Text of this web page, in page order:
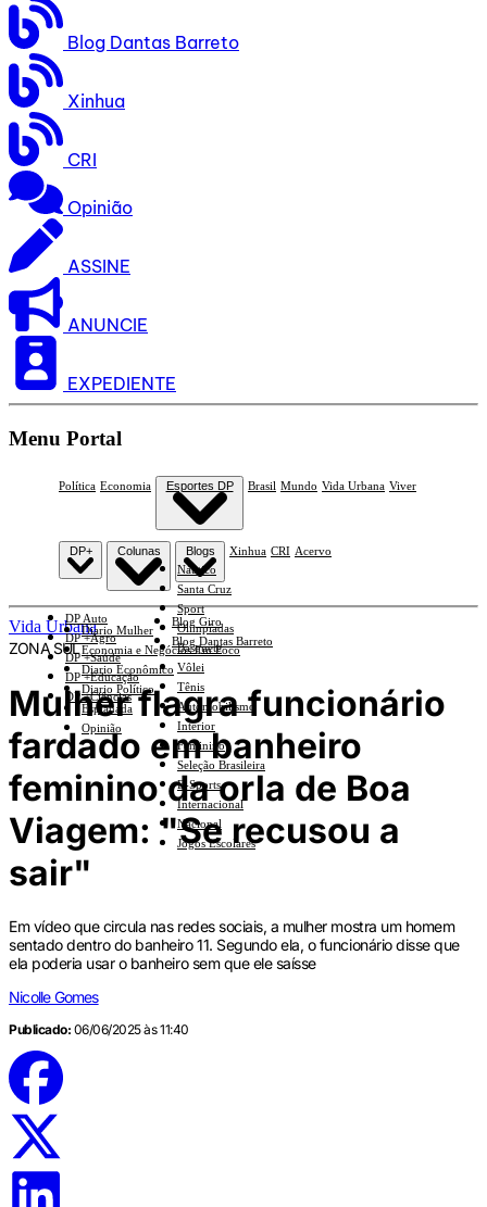
Blog Dantas Barreto
Xinhua
CRI
Opinião
ASSINE
ANUNCIE
EXPEDIENTE
Menu Portal
Política Economia Esportes DP
Náutico
Santa Cruz
Sport
Olimpíadas
Basquete
Vôlei
Tênis
Automobilismo
Interior
Feminino
Seleção Brasileira
E-Sports
Internacional
Nacional
Jogos Escolares
Brasil Mundo Vida Urbana Viver
DP+
DP Auto
DP +Agro
DP +Saúde
DP +Educação
DP +Ciências
Colunas
Diario Mulher
Economia e Negócios Em Foco
Diario Econômico
Diario Político
Esplanada
Opinião
Blogs
Blog Giro
Blog Dantas Barreto
Xinhua CRI Acervo
Vida Urbana
ZONA SUL
Mulher flagra funcionário
fardado em banheiro
feminino da orla de Boa
Viagem: "Se recusou a
sair"
Em vídeo que circula nas redes sociais, a mulher mostra um homem
sentado dentro do banheiro 11. Segundo ela, o funcionário disse que
ela poderia usar o banheiro sem que ele saísse
Nicolle Gomes
Publicado: 06/06/2025 às 11:40